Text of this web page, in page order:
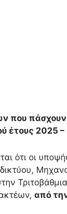
που
έτους 2025
ότι οι
από